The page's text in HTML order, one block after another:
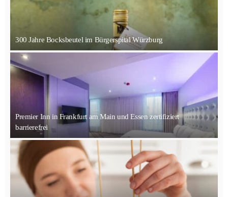
300 Jahre Bocksbeutel im Bürgerspital Würzburg
Premier Inn in Frankfurt am Main und Essen zertifiziert
barrierefrei